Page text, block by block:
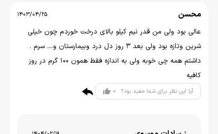
محسن 1403/04/25
عالی بود ولی من قدر نیم کیلو بالای درخت خوردم چون خیلی
شرین وتازه بود ولی بعد ۳ روز دل درد وبیمارستان و.... سرم .
داشتم همه چی خوبه ولی به اندازه فقط همون ۱۰۰ گرم در روز
کافیه
آیا این نظر برای شما مفید بود؟ 0